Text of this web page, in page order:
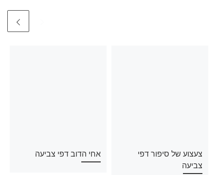
צעצוע של סיפור דפי
צביעה
אחי הדוב דפי צביעה